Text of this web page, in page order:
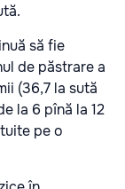
să fie
de păstrare a
(36,7 la sută
la 6 pînă la 12
pe o